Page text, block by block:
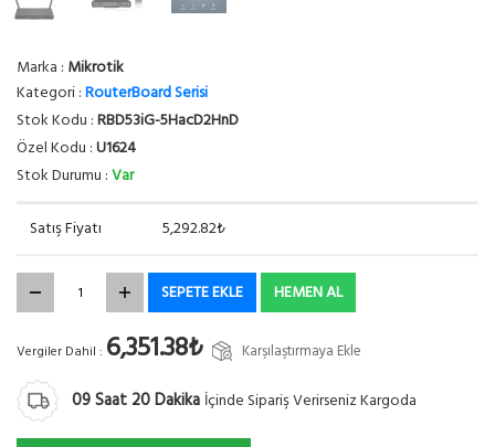
Marka : Mikrotik
Kategori :RouterBoard Serisi
Stok Kodu :RBD53iG-5HacD2HnD
Özel Kodu :U1624
Stok Durumu :Var
Satış Fiyatı 5,292.82₺
SEPETE EKLE HEMEN AL
Vergiler Dahil : 6,351.38₺ Karşılaştırmaya Ekle
09Saat 20Dakika İçinde Sipariş Verirseniz Kargoda